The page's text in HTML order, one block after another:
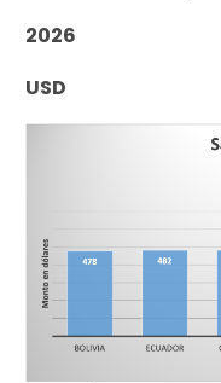
2026
USD